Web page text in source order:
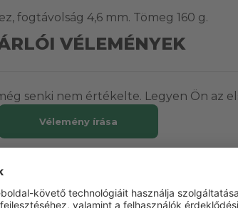
fogtávolság 4,6 mm. Tömeg 160 g.
VÉLEMÉNYEK
senki nem értékelte. Legyen Ön az
Vélemény írása